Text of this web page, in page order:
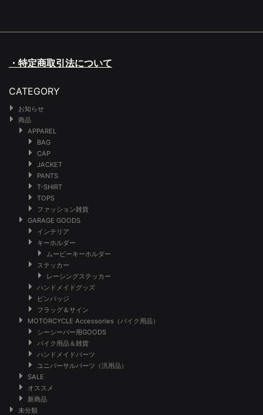
・特定商取引法について
CATEGORY
お知らせ
商品
APPAREL
BAG
CAP
JACKET
PANTS
T-SHIRT
TOPS
ファッション雑貨
GARAGE GOODS
インテリア
キーホルダー
ムービーキーホルダー
ステッカー
レーシングステッカー
ハンドメイドグッズ
ピンバッジ
フラッグ＆サイン
MOTORCYCLE Accessories（バイク用品）
シーシーバー用GOODS
バイク用品＆雑貨
ハンドメイドパーツ
ユニバーサルパーツ（汎用品）
SALE
オススメ
新商品
未分類